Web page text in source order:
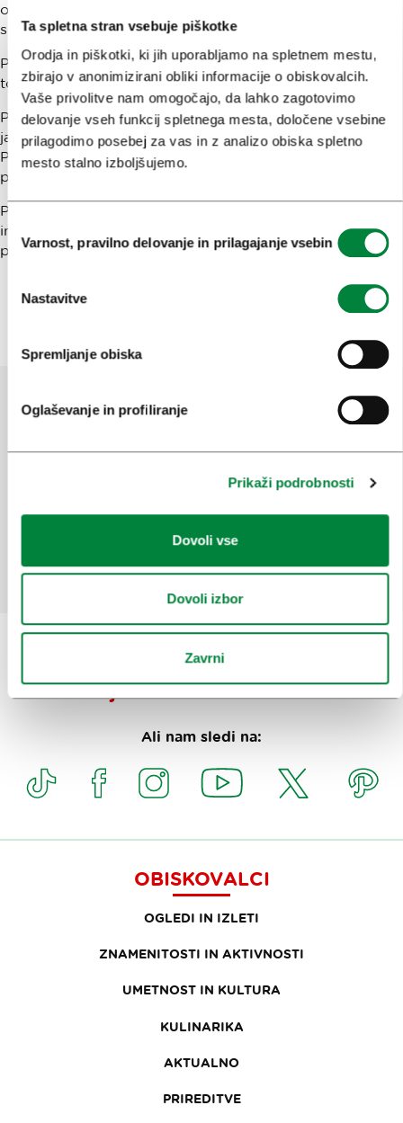
Ta spletna stran vsebuje piškotke
Orodja in piškotki, ki jih uporabljamo na spletnem mestu,
zbirajo v anonimizirani obliki informacije o obiskovalcih.
Vaše privolitve nam omogočajo, da lahko zagotovimo
delovanje vseh funkcij spletnega mesta, določene vsebine
prilagodimo posebej za vas in z analizo obiska spletno
mesto stalno izboljšujemo.
soglasja
Varnost, pravilno delovanje in prilagajanje vsebin
Nastavitve
Spremljanje obiska
Oglaševanje in profiliranje
Prikaži podrobnosti
Dovoli vse
Dovoli izbor
Zavrni
odrežemo in odrezani del, z zadelanima koncema,
spečemo posebej v manjšem štirioglatem pekaču.
Potico v pekaču pokrijemo s prtičem in postavimo na
toplo, da vzhaja.
Pred pečenjem premažemo potico še z razžvrkljanim
jajcem. Pečemo jo v pečici na 180 °C približno 45 minut.
Potem temperaturo znižamo na 150 °C in pečemo še
približno 25 minut.
Potico stresemo iz modela tako, da je zgornji del spodaj,
in jo ohladimo. Potresemo jo s sladkorno moko in
ponudimo narezano na klinaste rezine.
mesto
Ste našli informacije, ki ste jih iskali?
Prijavi se nae-novice
Ali nam sledi na:
OBISKOVALCI
OGLEDI IN IZLETI
ZNAMENITOSTI IN AKTIVNOSTI
UMETNOST IN KULTURA
KULINARIKA
AKTUALNO
PRIREDITVE